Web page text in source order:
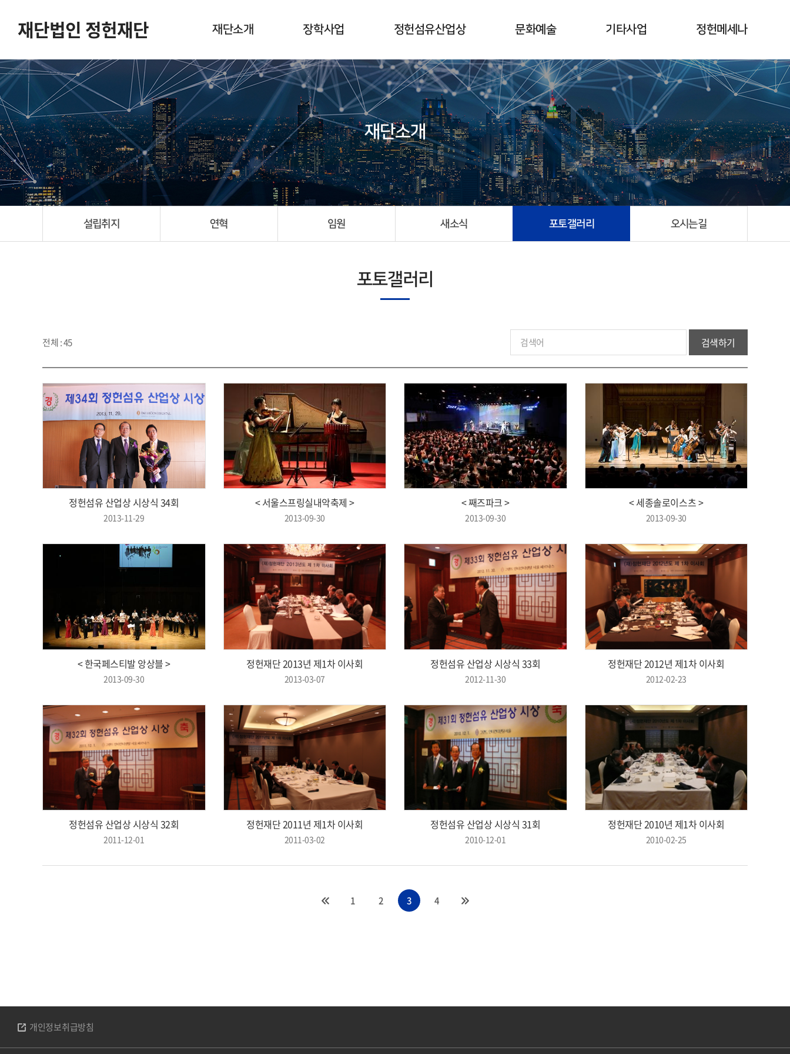
재단법인 정헌재단 재단소개
설립취지
임원 현황
새소식
포토갤러리
오시는길
장학사업
개요
수여식
정헌섬유산업상
개요
수상자현황
시상식
사업계획
문화예술
사업취지
갤러리
기타사업
서울대 정헌도서 정보실
세종대 정헌도서관
정헌메세나
개요
일정 및 새소식
수상자 및 전시회
재단소개
설립취지 연혁 임원 새소식 포토갤러리 오시는길
포토갤러리
전체 : 45 검색하기
정헌섬유 산업상 시상식 34회
2013-11-29
< 서울스프링실내악축제 >
2013-09-30
< 째즈파크 >
2013-09-30
< 세종솔로이스츠 >
2013-09-30
< 한국페스티발 앙상블 >
2013-09-30
정헌재단 2013년 제1차 이사회
2013-03-07
정헌섬유 산업상 시상식 33회
2012-11-30
정헌재단 2012년 제1차 이사회
2012-02-23
정헌섬유 산업상 시상식 32회
2011-12-01
정헌재단 2011년 제1차 이사회
2011-03-02
정헌섬유 산업상 시상식 31회
2010-12-01
정헌재단 2010년 제1차 이사회
2010-02-25
1 2 3 4
개인정보취급방침